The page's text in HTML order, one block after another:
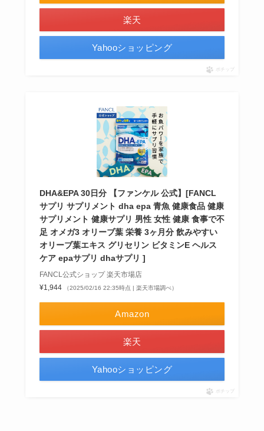
楽天
Yahooショッピング
ポチップ
DHA&EPA 30日分 【ファンケル 公式】[FANCL
サプリ サプリメント dha epa 青魚 健康食品 健康
サプリメント 健康サプリ 男性 女性 健康 食事で不
足 オメガ3 オリーブ葉 栄養 3ヶ月分 飲みやすい
オリーブ葉エキス グリセリン ビタミンE ヘルス
ケア epaサプリ dhaサプリ ]
FANCL公式ショップ 楽天市場店
¥1,944
（2025/02/16 22:35時点 | 楽天市場調べ）
Amazon
楽天
Yahooショッピング
ポチップ